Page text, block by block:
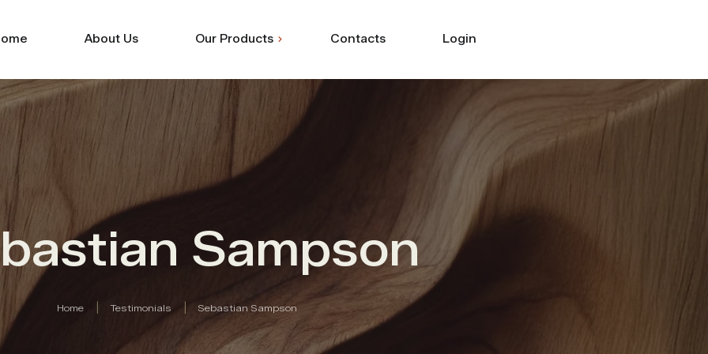
About Us Our Products
Shuttering
Commercial
Contacts Login
Sampson
Home Testimonials Sebastian Sampson